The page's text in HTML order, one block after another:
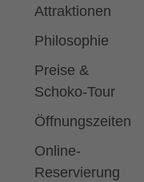
Attraktionen
Philosophie
Preise &
Schoko-Tour
Öffnungszeiten
Online-
Reservierung